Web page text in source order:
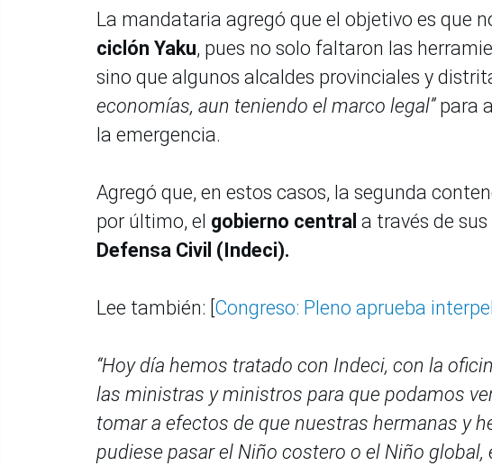
La mandataria agregó que el objetivo es que
ciclón Yaku, pues no solo faltaron las
sino que algunos alcaldes provinciales y
economías, aun teniendo el marco legal”para
la emergencia.
Agregó que, en estos casos, la segunda
por último, el gobierno central a través de
Defensa Civil (Indeci).
Lee también: [Congreso: Pleno aprueba
“Hoy día hemos tratado con Indeci, con la
las ministras y ministros para que podamos
tomar a efectos de que nuestras hermanas y
pudiese pasar el Niño costero o el Niño